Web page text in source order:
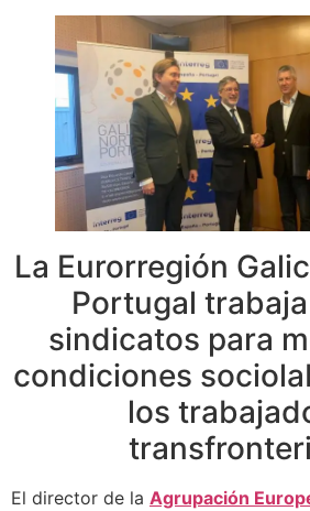
La Eurorregión
Portugal
sindicatos para
condiciones
los
El director de la Agrupación